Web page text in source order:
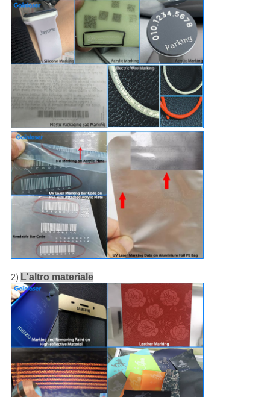
2) L'altro materiale